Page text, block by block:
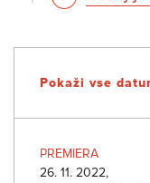
Pokaži vse
PREMIERA
26. 11. 2022,